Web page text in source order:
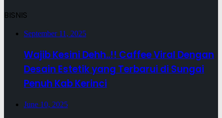
BISNIS
September 11, 2025
Wajib Kesini Dehh..!! Caffee Viral Dengan
Desain Estetik yang Terbarui di Sungai
Penuh Kab Kerinci
June 10, 2025